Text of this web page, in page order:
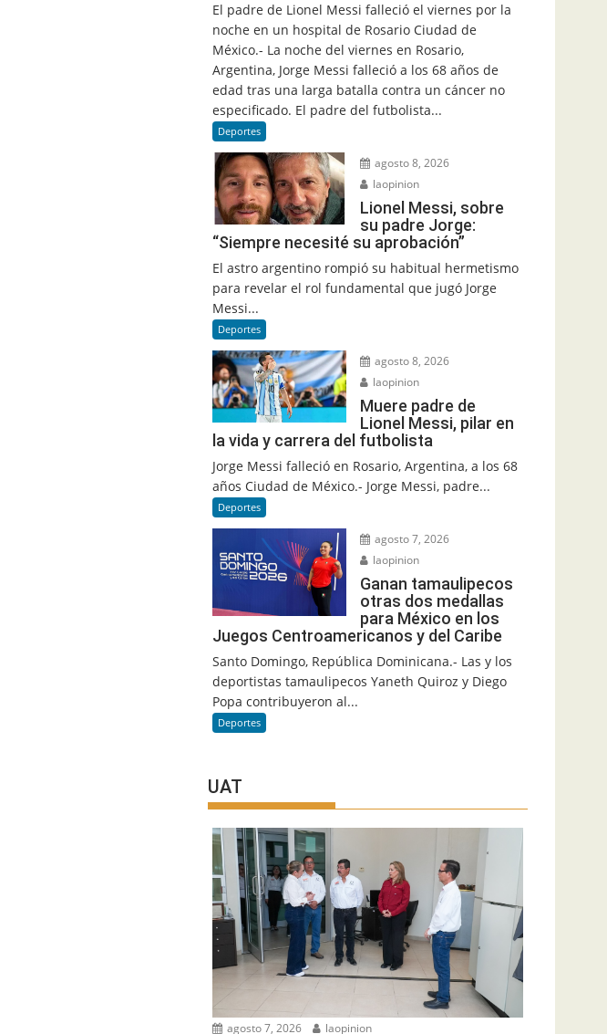
El padre de Lionel Messi falleció el viernes por la
noche en un hospital de Rosario Ciudad de
México.- La noche del viernes en Rosario,
Argentina, Jorge Messi falleció a los 68 años de
edad tras una larga batalla contra un cáncer no
especificado. El padre del futbolista...
Deportes
agosto 8, 2026
laopinion
Lionel Messi, sobre
su padre Jorge:
“Siempre necesité su aprobación”
El astro argentino rompió su habitual hermetismo
para revelar el rol fundamental que jugó Jorge
Messi...
Deportes
agosto 8, 2026
laopinion
Muere padre de
Lionel Messi, pilar en
la vida y carrera del futbolista
Jorge Messi falleció en Rosario, Argentina, a los 68
años Ciudad de México.- Jorge Messi, padre...
Deportes
agosto 7, 2026
laopinion
Ganan tamaulipecos
otras dos medallas
para México en los
Juegos Centroamericanos y del Caribe
Santo Domingo, República Dominicana.- Las y los
deportistas tamaulipecos Yaneth Quiroz y Diego
Popa contribuyeron al...
Deportes
UAT
agosto 7, 2026 laopinion